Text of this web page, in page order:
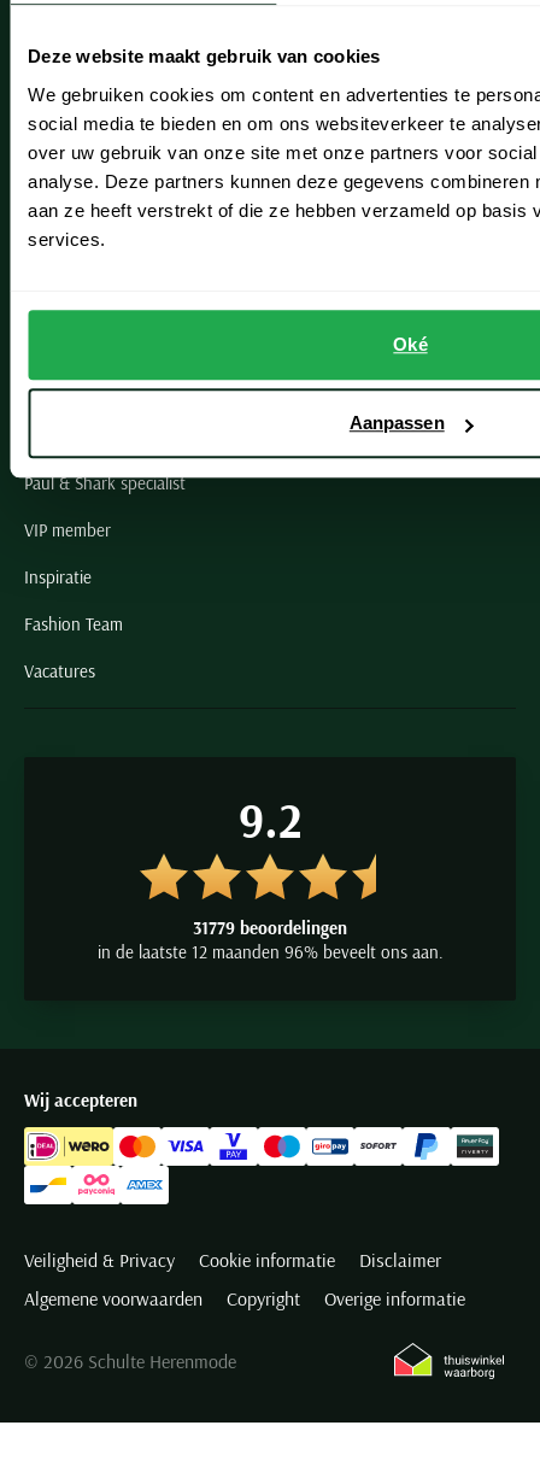
Deze website maakt gebruik van cookies
We gebruiken cookies om content en advertenties te
social media te bieden en om ons websiteverkeer te
over uw gebruik van onze site met onze partners voor
analyse. Deze partners kunnen deze gegevens combineren
aan ze heeft verstrekt of die ze hebben verzameld op basis
services.
Oké
Aanpassen
Leiderdorp
Lisse
Noordwijk
Openingstijden winkels
Schulte Herenmode
Paul & Shark specialist
VIP member
Inspiratie
Fashion Team
Vacatures
9.2
31779 beoordelingen
in de laatste 12 maanden 96% beveelt ons aan.
Wij accepteren
Veiligheid & Privacy Cookie informatie
Disclaimer
Algemene voorwaarden
Copyright Overige informatie
© 2026 Schulte Herenmode